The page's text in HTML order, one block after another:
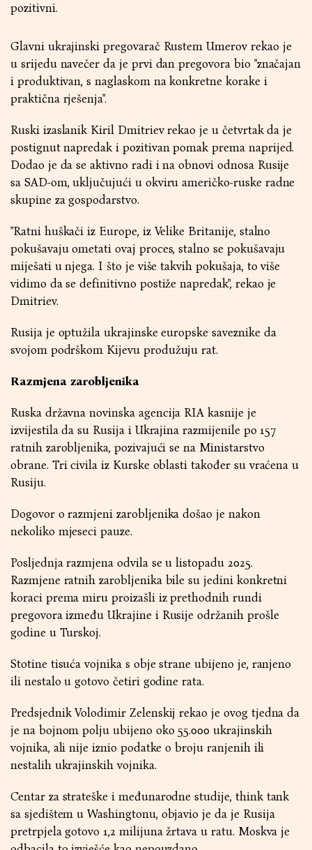
pozitivni.
Glavni ukrajinski pregovarač Rustem Umerov rekao je
u srijedu navečer da je prvi dan pregovora bio "značajan
i produktivan, s naglaskom na konkretne korake i
praktična rješenja".
Ruski izaslanik Kiril Dmitriev rekao je u četvrtak da je
postignut napredak i pozitivan pomak prema naprijed.
Dodao je da se aktivno radi i na obnovi odnosa Rusije
sa SAD-om, uključujući u okviru američko-ruske radne
skupine za gospodarstvo.
"Ratni huškači iz Europe, iz Velike Britanije, stalno
pokušavaju ometati ovaj proces, stalno se pokušavaju
miješati u njega. I što je više takvih pokušaja, to više
vidimo da se definitivno postiže napredak", rekao je
Dmitriev.
Rusija je optužila ukrajinske europske saveznike da
svojom podrškom Kijevu produžuju rat.
Razmjena zarobljenika
Ruska državna novinska agencija RIA kasnije je
izvijestila da su Rusija i Ukrajina razmijenile po 157
ratnih zarobljenika, pozivajući se na Ministarstvo
obrane. Tri civila iz Kurske oblasti također su vraćena u
Rusiju.
Dogovor o razmjeni zarobljenika došao je nakon
nekoliko mjeseci pauze.
Posljednja razmjena odvila se u listopadu 2025.
Razmjene ratnih zarobljenika bile su jedini konkretni
koraci prema miru proizašli iz prethodnih rundi
pregovora između Ukrajine i Rusije održanih prošle
godine u Turskoj.
Stotine tisuća vojnika s obje strane ubijeno je, ranjeno
ili nestalo u gotovo četiri godine rata.
Predsjednik Volodimir Zelenskij rekao je ovog tjedna da
je na bojnom polju ubijeno oko 55.000 ukrajinskih
vojnika, ali nije iznio podatke o broju ranjenih ili
nestalih ukrajinskih vojnika.
Centar za strateške i međunarodne studije, think tank
sa sjedištem u Washingtonu, objavio je da je Rusija
pretrpjela gotovo 1,2 milijuna žrtava u ratu. Moskva je